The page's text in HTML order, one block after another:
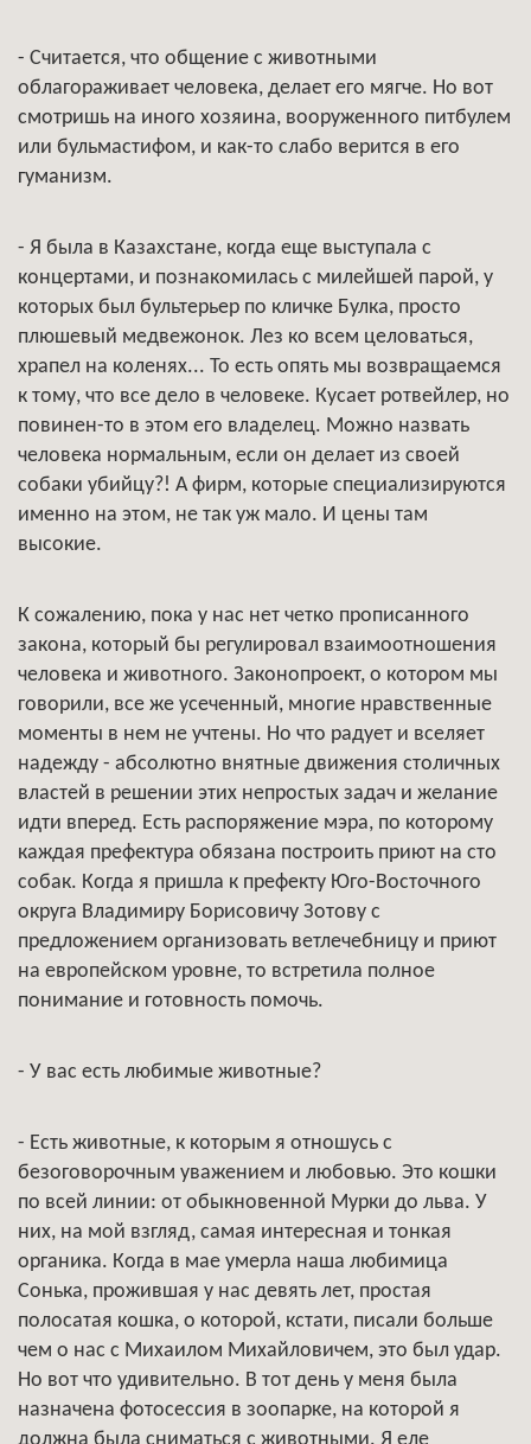
- Считается, что общение с животными
облагораживает человека, делает его мягче. Но вот
смотришь на иного хозяина, вооруженного питбулем
или бульмастифом, и как-то слабо верится в его
гуманизм.
- Я была в Казахстане, когда еще выступала с
концертами, и познакомилась с милейшей парой, у
которых был бультерьер по кличке Булка, просто
плюшевый медвежонок. Лез ко всем целоваться,
храпел на коленях... То есть опять мы возвращаемся
к тому, что все дело в человеке. Кусает ротвейлер, но
повинен-то в этом его владелец. Можно назвать
человека нормальным, если он делает из своей
собаки убийцу?! А фирм, которые специализируются
именно на этом, не так уж мало. И цены там
высокие.
К сожалению, пока у нас нет четко прописанного
закона, который бы регулировал взаимоотношения
человека и животного. Законопроект, о котором мы
говорили, все же усеченный, многие нравственные
моменты в нем не учтены. Но что радует и вселяет
надежду - абсолютно внятные движения столичных
властей в решении этих непростых задач и желание
идти вперед. Есть распоряжение мэра, по которому
каждая префектура обязана построить приют на сто
собак. Когда я пришла к префекту Юго-Восточного
округа Владимиру Борисовичу Зотову с
предложением организовать ветлечебницу и приют
на европейском уровне, то встретила полное
понимание и готовность помочь.
- У вас есть любимые животные?
- Есть животные, к которым я отношусь с
безоговорочным уважением и любовью. Это кошки
по всей линии: от обыкновенной Мурки до льва. У
них, на мой взгляд, самая интересная и тонкая
органика. Когда в мае умерла наша любимица
Сонька, прожившая у нас девять лет, простая
полосатая кошка, о которой, кстати, писали больше
чем о нас с Михаилом Михайловичем, это был удар.
Но вот что удивительно. В тот день у меня была
назначена фотосессия в зоопарке, на которой я